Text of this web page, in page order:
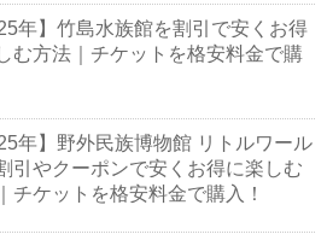
年】竹島水族館を割引で安くお得
む方法｜チケットを格安料金で購
年】野外民族博物館 リトルワール
引やクーポンで安くお得に楽しむ
チケットを格安料金で購入！